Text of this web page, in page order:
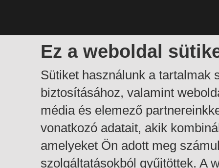
Ez a weboldal
Sütiket használunk a tartalmak
biztosításához, valamint
média és elemező
vonatkozó adatait, akik
amelyeket Ön adott meg
szolgáltatásokból gyűjtöttek. A